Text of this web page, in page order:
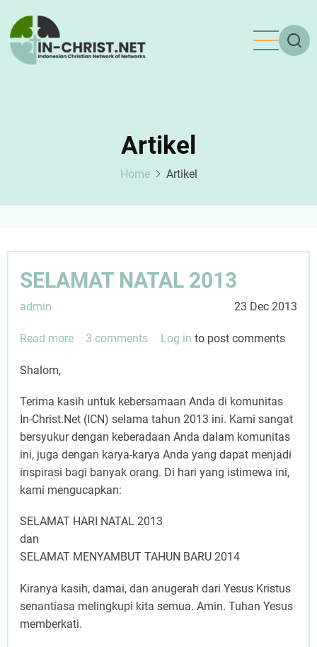
main
content
Artikel
Home Artikel
SELAMAT NATAL 2013
admin 23 Dec 2013
Read more about
3 comments Log in to post comments
Shalom,
Terima kasih untuk kebersamaan Anda di komunitas
In-Christ.Net (ICN) selama tahun 2013 ini. Kami sangat
bersyukur dengan keberadaan Anda dalam komunitas
ini, juga dengan karya-karya Anda yang dapat menjadi
inspirasi bagi banyak orang. Di hari yang istimewa ini,
kami mengucapkan:
SELAMAT HARI NATAL 2013
dan
SELAMAT MENYAMBUT TAHUN BARU 2014
Kiranya kasih, damai, dan anugerah dari Yesus Kristus
senantiasa melingkupi kita semua. Amin. Tuhan Yesus
memberkati.